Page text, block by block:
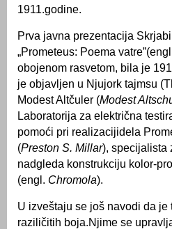
1911.godine.
Prva javna prezentacija
„Prometeus: Poema
obojenom rasvetom, bila je
je objavljen u Njujork tajmsu
Modest Altčuler (Modest
Laboratorija za električna
pomoći pri realizacijidela
(Preston S. Millar), specijalista
nadgleda konstrukciju kolor-
(engl. Chromola).
U izveštaju se još navodi da
raziličitih boja.Njime se